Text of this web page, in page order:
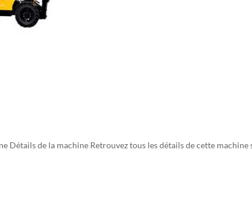
Détails de la machine Retrouvez tous les détails de cette machine